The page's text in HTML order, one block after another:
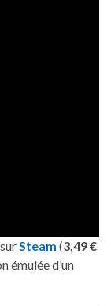
surSteam (3,49 €
émulée d’un